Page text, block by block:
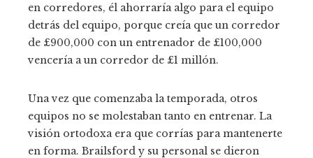
en corredores, él ahorraría algo para el equipo
detrás del equipo, porque creía que un corredor
de £900,000 con un entrenador de £100,000
vencería a un corredor de £1 millón.
Una vez que comenzaba la temporada, otros
equipos no se molestaban tanto en entrenar. La
visión ortodoxa era que corrías para mantenerte
en forma. Brailsford y su personal se dieron